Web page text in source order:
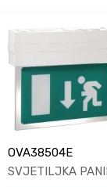
OVA38504E
SVJETILJKA